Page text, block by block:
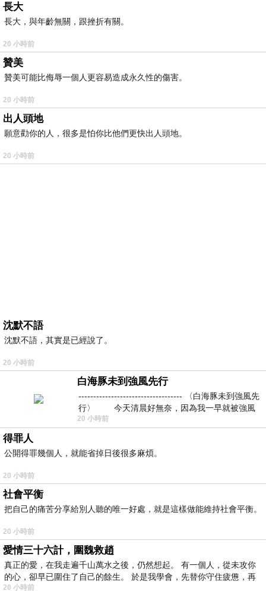
長大
長大，與年齡無關，跟挫折有關。
20 小時前
贊美
贊美可能比侮辱一個人更容易造成永久性的傷害。
20 小時前
出人頭地
願意勸你的人，很多是怕你比他們更快出人頭地。
20 小時前
沈默不語
沈默不語，其實是已經說了。
20 小時前
白海豚未到強風先行
----------------------------------- 〈白海豚未到強風先
行〉 今天清晨好無奈，因為我一早就被強風
20 小時前
得罪人
公開得罪幾個人，就能省掉日後很多麻煩。
20 小時前
社會平衡
把自己的痛苦分享給別人聽的唯一好處，就是這樣做能維持社會平衡。
20 小時前
愛情三十六計，圍魏救趙
真正的愛，在我走遍千山萬水之後，仍然想起。 有一個人，從未攻你
的心，卻早已圍住了自己的餘生。 於是我學會，先替你守住疲憊，再
20 小時前